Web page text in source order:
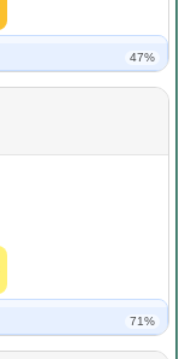
47%
71%